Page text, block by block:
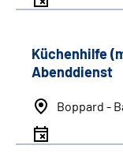
Küchenhilfe
Abenddienst
Boppard -